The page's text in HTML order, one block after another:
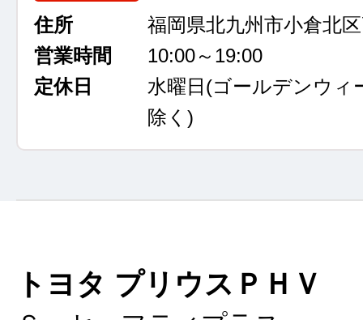
住所
福岡県北九州市小倉北
営業時間
10:00～19:00
定休日
水曜日 (ゴールデンウィ
除く)
トヨタ プリウスＰＨＶ